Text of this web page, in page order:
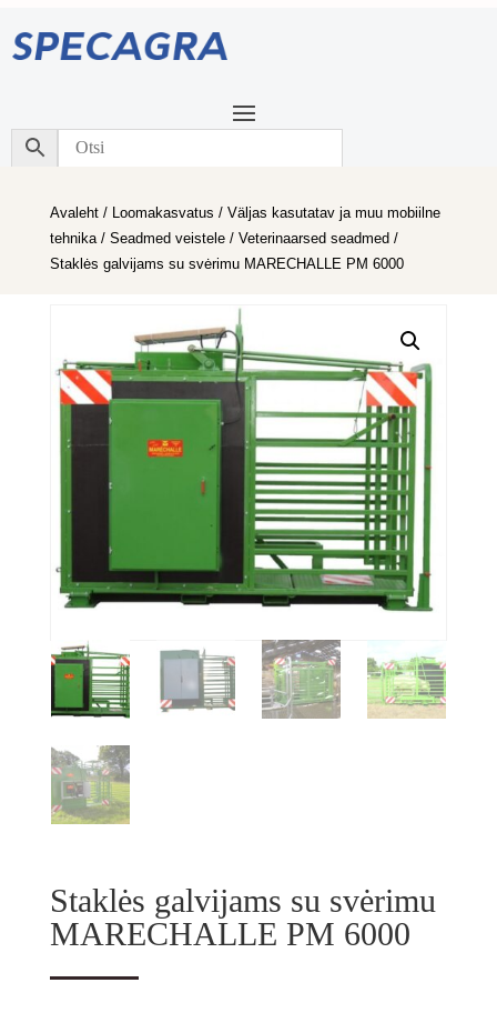
Avaleht/ Loomakasvatus / Väljas kasutatav ja muu mobiilne
tehnika/ Seadmed veistele/ Veterinaarsed seadmed /
Staklės galvijams su svėrimu MARECHALLE PM 6000
Staklės galvijams su svėrimu
MARECHALLE PM 6000